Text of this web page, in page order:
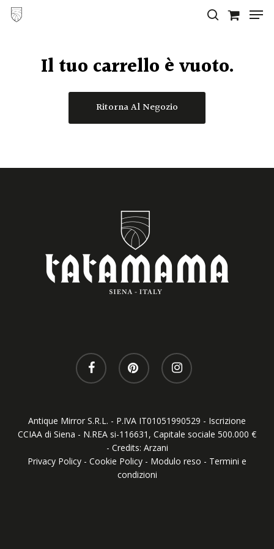
Skip
Il tuo carrello è vuoto.
Ritorna Al Negozio
facebook pinterest instagram
Antique Mirror S.R.L. - P.IVA IT01051990529 - Iscrizione
CCIAA di Siena - N.REA si-116631, Capitale sociale 500.000 €
- Credits: Arzani
Privacy Policy - Cookie Policy - Modulo reso - Termini e
condizioni